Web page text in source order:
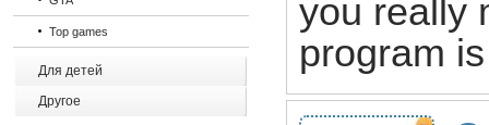
Top games
Для детей
Другое
you really
program